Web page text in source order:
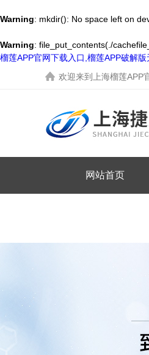
Warning: mkdir(): No space left on
Warning: file_put_contents(./
榴莲APP官网下载入口,榴莲APP破解
欢迎来到
上海榴莲APP
网站首页